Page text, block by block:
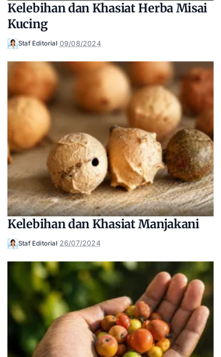
Kelebihan dan Khasiat Herba Misai
Kucing
Posted
Staf Editorial 09/08/2024
Kelebihan dan Khasiat Manjakani
Posted
Staf Editorial 26/07/2024